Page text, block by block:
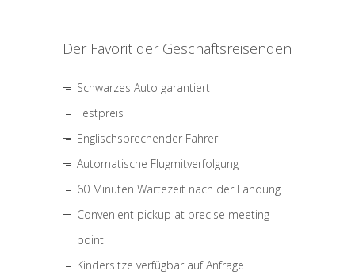
Der Favorit der Geschäftsreisenden
Schwarzes Auto garantiert
Festpreis
Englischsprechender Fahrer
Automatische Flugmitverfolgung
60 Minuten Wartezeit nach der Landung
Convenient pickup at precise meeting
point
Kindersitze verfügbar auf Anfrage